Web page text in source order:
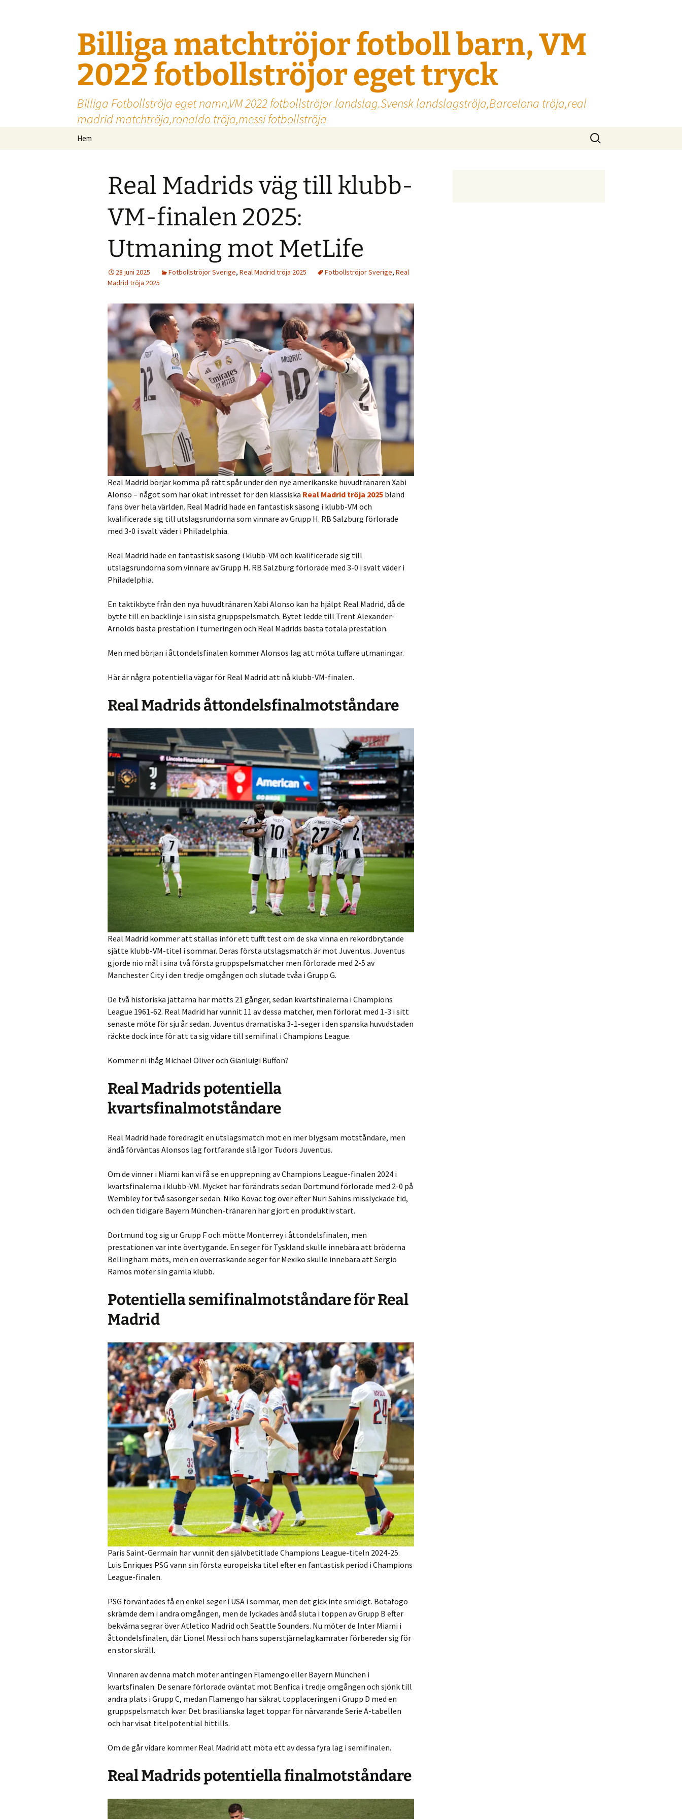
Billiga matchtröjor fotboll barn, VM
2022 fotbollströjor eget tryck
Billiga Fotbollströja eget namn,VM 2022 fotbollströjor landslag.Svensk landslagströja,Barcelona tröja,real
madrid matchtröja,ronaldo tröja,messi fotbollströja
Hem
Sök
efter:
Real Madrids väg till klubb-
VM-finalen 2025:
Utmaning mot MetLife
28 juni 2025 Fotbollströjor Sverige, Real Madrid tröja 2025 Fotbollströjor Sverige, Real
Madrid tröja 2025
Real Madrid börjar komma på rätt spår under den nye amerikanske huvudtränaren Xabi
Alonso – något som har ökat intresset för den klassiska Real Madrid tröja 2025 bland
fans över hela världen. Real Madrid hade en fantastisk säsong i klubb-VM och
kvalificerade sig till utslagsrundorna som vinnare av Grupp H. RB Salzburg förlorade
med 3-0 i svalt väder i Philadelphia.
Real Madrid hade en fantastisk säsong i klubb-VM och kvalificerade sig till
utslagsrundorna som vinnare av Grupp H. RB Salzburg förlorade med 3-0 i svalt väder i
Philadelphia.
En taktikbyte från den nya huvudtränaren Xabi Alonso kan ha hjälpt Real Madrid, då de
bytte till en backlinje i sin sista gruppspelsmatch. Bytet ledde till Trent Alexander-
Arnolds bästa prestation i turneringen och Real Madrids bästa totala prestation.
Men med början i åttondelsfinalen kommer Alonsos lag att möta tuffare utmaningar.
Här är några potentiella vägar för Real Madrid att nå klubb-VM-finalen.
Real Madrids åttondelsfinalmotståndare
Real Madrid kommer att ställas inför ett tufft test om de ska vinna en rekordbrytande
sjätte klubb-VM-titel i sommar. Deras första utslagsmatch är mot Juventus. Juventus
gjorde nio mål i sina två första gruppspelsmatcher men förlorade med 2-5 av
Manchester City i den tredje omgången och slutade tvåa i Grupp G.
De två historiska jättarna har mötts 21 gånger, sedan kvartsfinalerna i Champions
League 1961-62. Real Madrid har vunnit 11 av dessa matcher, men förlorat med 1-3 i sitt
senaste möte för sju år sedan. Juventus dramatiska 3-1-seger i den spanska huvudstaden
räckte dock inte för att ta sig vidare till semifinal i Champions League.
Kommer ni ihåg Michael Oliver och Gianluigi Buffon?
Real Madrids potentiella
kvartsfinalmotståndare
Real Madrid hade föredragit en utslagsmatch mot en mer blygsam motståndare, men
ändå förväntas Alonsos lag fortfarande slå Igor Tudors Juventus.
Om de vinner i Miami kan vi få se en upprepning av Champions League-finalen 2024 i
kvartsfinalerna i klubb-VM. Mycket har förändrats sedan Dortmund förlorade med 2-0 på
Wembley för två säsonger sedan. Niko Kovac tog över efter Nuri Sahins misslyckade tid,
och den tidigare Bayern München-tränaren har gjort en produktiv start.
Dortmund tog sig ur Grupp F och mötte Monterrey i åttondelsfinalen, men
prestationen var inte övertygande. En seger för Tyskland skulle innebära att bröderna
Bellingham möts, men en överraskande seger för Mexiko skulle innebära att Sergio
Ramos möter sin gamla klubb.
Potentiella semifinalmotståndare för Real
Madrid
Paris Saint-Germain har vunnit den självbetitlade Champions League-titeln 2024-25.
Luis Enriques PSG vann sin första europeiska titel efter en fantastisk period i Champions
League-finalen.
PSG förväntades få en enkel seger i USA i sommar, men det gick inte smidigt. Botafogo
skrämde dem i andra omgången, men de lyckades ändå sluta i toppen av Grupp B efter
bekväma segrar över Atletico Madrid och Seattle Sounders. Nu möter de Inter Miami i
åttondelsfinalen, där Lionel Messi och hans superstjärnelagkamrater förbereder sig för
en stor skräll.
Vinnaren av denna match möter antingen Flamengo eller Bayern München i
kvartsfinalen. De senare förlorade oväntat mot Benfica i tredje omgången och sjönk till
andra plats i Grupp C, medan Flamengo har säkrat topplaceringen i Grupp D med en
gruppspelsmatch kvar. Det brasilianska laget toppar för närvarande Serie A-tabellen
och har visat titelpotential hittills.
Om de går vidare kommer Real Madrid att möta ett av dessa fyra lag i semifinalen.
Real Madrids potentiella finalmotståndare